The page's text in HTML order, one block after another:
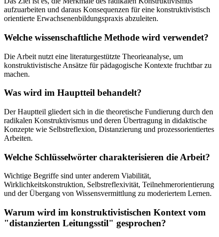
aufzuarbeiten und daraus Konsequenzen für eine konstruktivistisch
orientierte Erwachsenenbildungspraxis abzuleiten.
Welche wissenschaftliche Methode wird verwendet?
Die Arbeit nutzt eine literaturgestützte Theorieanalyse, um
konstruktivistische Ansätze für pädagogische Kontexte fruchtbar zu
machen.
Was wird im Hauptteil behandelt?
Der Hauptteil gliedert sich in die theoretische Fundierung durch den
radikalen Konstruktivismus und deren Übertragung in didaktische
Konzepte wie Selbstreflexion, Distanzierung und prozessorientiertes
Arbeiten.
Welche Schlüsselwörter charakterisieren die Arbeit?
Wichtige Begriffe sind unter anderem Viabilität,
Wirklichkeitskonstruktion, Selbstreflexivität, Teilnehmerorientierung
und der Übergang von Wissensvermittlung zu moderiertem Lernen.
Warum wird im konstruktivistischen Kontext vom
"distanzierten Leitungsstil" gesprochen?